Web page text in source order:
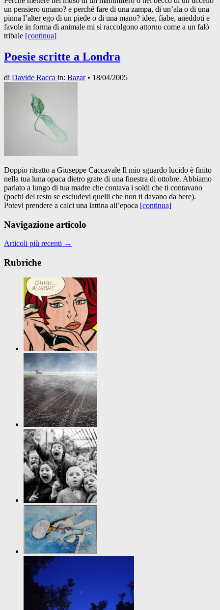
un pensiero umano? e perché fare di una zampa, di un’ala o di una
pinna l’alter ego di un piede o di una mano? idee, fiabe, aneddoti e
favole in forma di animale mi si raccolgono attorno come a un falò
tribale [continua]
Poesie scritte a Londra
di Davide Racca in: Bazar• 18/04/2005
Doppio ritratto a Giuseppe Caccavale Il mio sguardo lucido è finito
nella tua luna opaca dietro grate di una finestra di ottobre. Abbiamo
parlato a lungo di tua madre che contava i soldi che ti contavano
(pochi del resto se escludevi quelli che non ti davano da bere).
Potevi prendere a calci una lattina all’epoca [continua]
Navigazione articolo
Articoli più recenti →
Rubriche